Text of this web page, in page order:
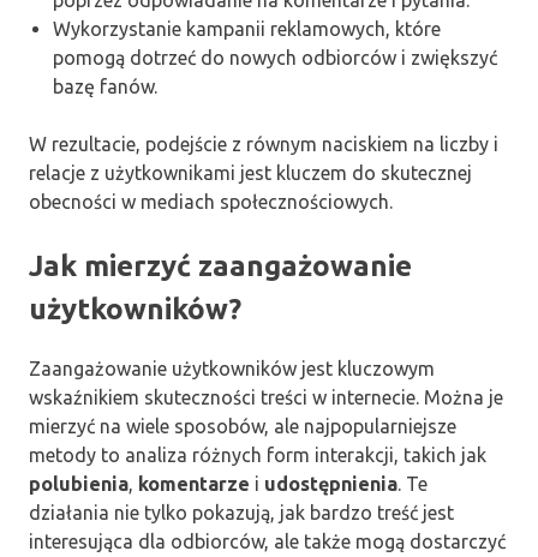
Wykorzystanie kampanii reklamowych, które
pomogą dotrzeć do nowych odbiorców i zwiększyć
bazę fanów.
W rezultacie, podejście z równym naciskiem na liczby i
relacje z użytkownikami jest kluczem do skutecznej
obecności w mediach społecznościowych.
Jak mierzyć zaangażowanie
użytkowników?
Zaangażowanie użytkowników jest kluczowym
wskaźnikiem skuteczności treści w internecie. Można je
mierzyć na wiele sposobów, ale najpopularniejsze
metody to analiza różnych form interakcji, takich jak
polubienia, komentarze i udostępnienia. Te
działania nie tylko pokazują, jak bardzo treść jest
interesująca dla odbiorców, ale także mogą dostarczyć